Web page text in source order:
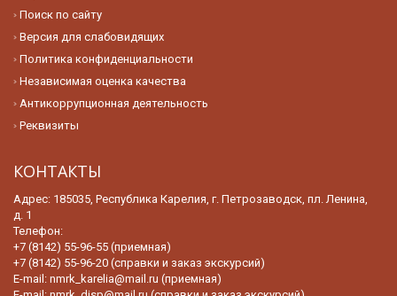
Поиск по сайту
Версия для слабовидящих
Политика конфиденциальности
Независимая оценка качества
Антикоррупционная деятельность
Реквизиты
КОНТАКТЫ
Адрес: 185035, Республика Карелия, г. Петрозаводск, пл. Ленина,
д. 1
Телефон:
+7 (8142) 55-96-55 (приемная)
+7 (8142) 55-96-20 (справки и заказ экскурсий)
E-mail: nmrk_karelia@mail.ru (приемная)